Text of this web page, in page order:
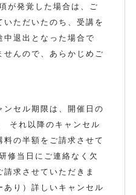
が発覚した場合は、ご
ただいたのち、受講を
中退出となった場合で
せんので、あらかじめご
ンセル期限は、開催日の
それ以降のキャンセル
の半額をご請求させて
修当日にご連絡なく欠
求させていただきま
あり）詳しいキャンセル